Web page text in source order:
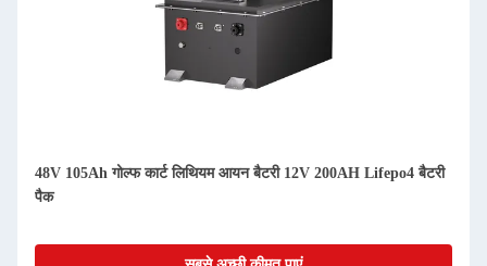
कार्ट लिथियम आयन बैटरी 12V 200AH Lifepo4 बैटरी
अनुकूलित AGV